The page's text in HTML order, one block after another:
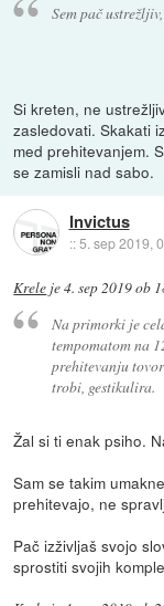
Sem pač
Si kreten, ne
zasledovati. Skakati
med prehitevanjem.
se zamisli nad sabo.
Invictus
::5. sep 2019,
Krele je4. sep 2019 ob
Na primorki je
tempomatom na
prehitevanju
trobi, gestikulira.
Žal si ti enak psiho.
Sam se takim
prehitevajo, ne
Pač izživljaš svojo
sprostiti svojih